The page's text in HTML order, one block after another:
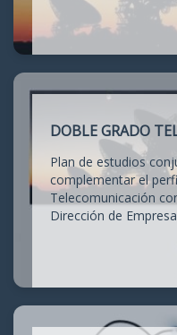
DOBLE GRADO
Plan de estudios
complementar el
Telecomunicación
Dirección de